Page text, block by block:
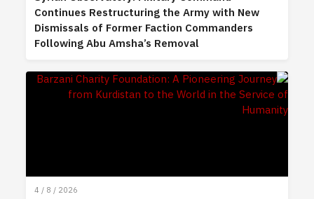
Continues Restructuring the Army with New
Dismissals of Former Faction Commanders
Following Abu Amsha’s Removal
4 / 8 / 2026